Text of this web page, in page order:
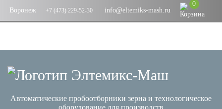
Воронеж +7 (473) 229-52-30 info@eltemiks-mash.ru
0
Автоматические пробоотборники зерна и технологическое